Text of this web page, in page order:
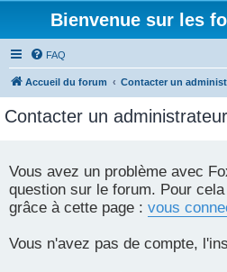
Bienvenue sur les
FAQ
Accueil du forum Contacter un
Contacter un
Vous avez un problème avec
question sur le forum. Pour
grâce à cette page : vous
Vous n'avez pas de compte,